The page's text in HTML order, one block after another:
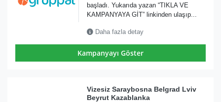
başladı. Yukarıda yazan “TIKLA VE
KAMPANYAYA GİT” linkinden ulaşıp...
Daha fazla detay
Kampanyayı Göster
Vizesiz Saraybosna Belgrad Lviv
Beyrut Kazablanka